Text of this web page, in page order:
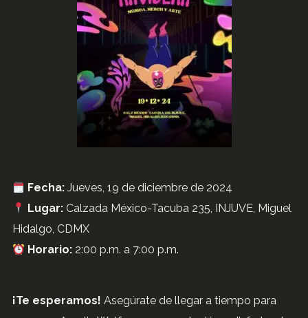
Fecha: Jueves, 19 de diciembre de 2024
Lugar: Calzada México-Tacuba 235, INJUVE, Miguel
Hidalgo, CDMX
Horario: 2:00 p.m. a 7:00 p.m.
¡Te esperamos! Asegúrate de llegar a tiempo para